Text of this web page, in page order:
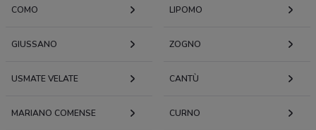
COMO LIPOMO
GIUSSANO ZOGNO
USMATE VELATE CANTÙ
MARIANO COMENSE CURNO